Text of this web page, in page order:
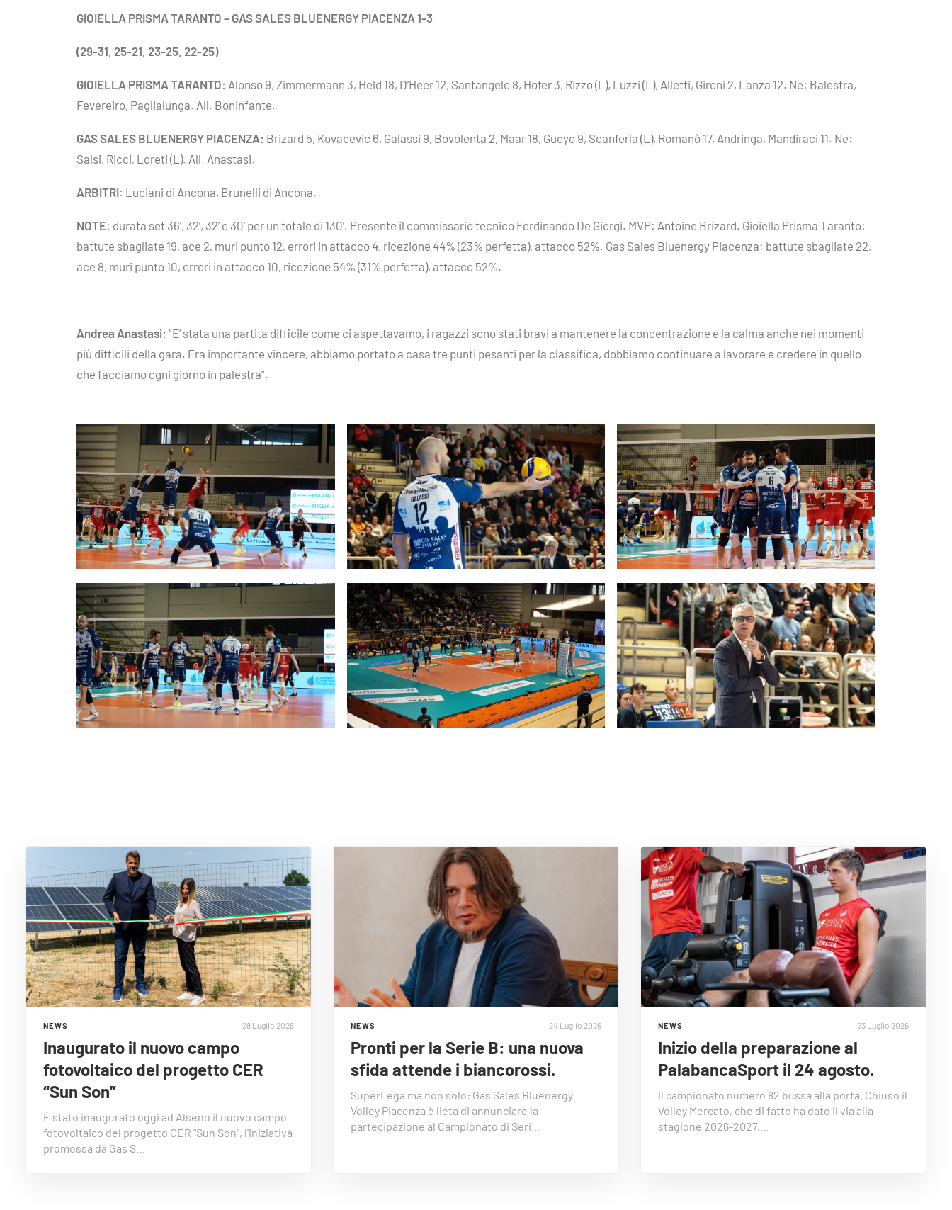
GIOIELLA PRISMA TARANTO – GAS SALES BLUENERGY PIACENZA 1-3
(29-31, 25-21, 23-25, 22-25)
GIOIELLA PRISMA TARANTO: Alonso 9, Zimmermann 3, Held 18, D’Heer 12, Santangelo 8, Hofer 3, Rizzo (L), Luzzi (L), Alletti, Gironi 2, Lanza 12. Ne: Balestra,
Fevereiro, Paglialunga. All. Boninfante.
GAS SALES BLUENERGY PIACENZA: Brizard 5, Kovacevic 6, Galassi 9, Bovolenta 2, Maar 18, Gueye 9, Scanferla (L), Romanò 17, Andringa, Mandiraci 11. Ne:
Salsi, Ricci, Loreti (L). All. Anastasi.
ARBITRI: Luciani di Ancona, Brunelli di Ancona.
NOTE: durata set 36’, 32’, 32’ e 30’ per un totale di 130’. Presente il commissario tecnico Ferdinando De Giorgi. MVP: Antoine Brizard. Gioiella Prisma Taranto:
battute sbagliate 19, ace 2, muri punto 12, errori in attacco 4, ricezione 44% (23% perfetta), attacco 52%. Gas Sales Bluenergy Piacenza: battute sbagliate 22,
ace 8, muri punto 10, errori in attacco 10, ricezione 54% (31% perfetta), attacco 52%.
Andrea Anastasi: “E’ stata una partita difficile come ci aspettavamo, i ragazzi sono stati bravi a mantenere la concentrazione e la calma anche nei momenti
più difficili della gara. Era importante vincere, abbiamo portato a casa tre punti pesanti per la classifica, dobbiamo continuare a lavorare e credere in quello
che facciamo ogni giorno in palestra”.
NEWS 28 Luglio 2026
Inaugurato il nuovo campo
fotovoltaico del progetto CER
“Sun Son”
È stato inaugurato oggi ad Alseno il nuovo campo
fotovoltaico del progetto CER "Sun Son", l'iniziativa
promossa da Gas S…
NEWS 24 Luglio 2026
Pronti per la Serie B: una nuova
sfida attende i biancorossi.
SuperLega ma non solo: Gas Sales Bluenergy
Volley Piacenza è lieta di annunciare la
partecipazione al Campionato di Seri…
NEWS 23 Luglio 2026
Inizio della preparazione al
PalabancaSport il 24 agosto.
Il campionato numero 82 bussa alla porta. Chiuso il
Volley Mercato, che di fatto ha dato il via alla
stagione 2026-2027,…